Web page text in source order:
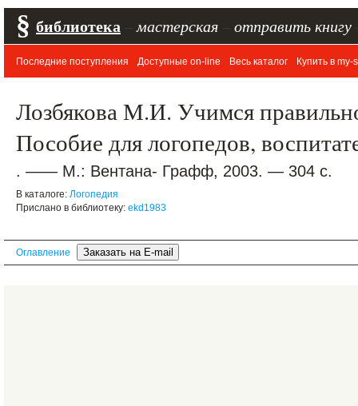
§ библиотека мастерская отправить книгу
Последние поступления Доступные on-line Весь каталог Купить в my-
Лозбякова М.И. Учимся
Пособие для логопедов,
. —— М.: Вентана- Графф, 2003. — 304 с.
В каталоге: Логопедия
Прислано в библиотеку: ekd1983
Оглавление